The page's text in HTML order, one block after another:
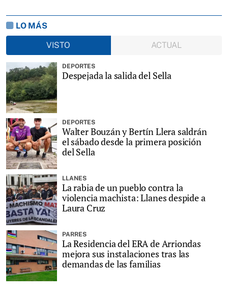
LO MÁS
VISTO
ACTUAL
DEPORTES
Despejada la salida del Sella
DEPORTES
Walter Bouzán y Bertín Llera saldrán
el sábado desde la primera posición
del Sella
LLANES
La rabia de un pueblo contra la
violencia machista: Llanes despide a
Laura Cruz
PARRES
La Residencia del ERA de Arriondas
mejora sus instalaciones tras las
demandas de las familias